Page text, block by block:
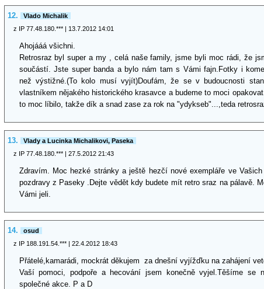
12.
Vlado Michalik
z IP 77.48.180.***| 13.7.2012 14:01
Ahojááá všichni.
Retrosraz byl super a my , celá naše family, jsme byli moc rádi, že
součástí. Jste super banda a bylo nám tam s Vámi fajn.Fotky i
než výstižné.(To kolo musí vyjít)Doufám, že se v budoucnosti
vlastníkem nějakého historického krasavce a budeme to moci
to moc líbilo, takže dík a snad zase za rok na "ydykseb"...,teda
13.
Vlady a Lucinka Michalikovi, Paseka
z IP 77.48.180.***| 27.5.2012 21:43
Zdravím. Moc hezké stránky a ještě hezčí nové exempláře ve Vašich
pozdravy z Paseky .Dejte vědět kdy budete mít retro sraz na pálavě.
Vámi jeli.
14.
osud
z IP 188.191.54.***| 22.4.2012 18:43
Přátelé,kamarádi, mockrát děkujem za dnešní vyjížďku na zahájení
Vaší pomoci, podpoře a hecování jsem konečně vyjel.Těšíme se
společné akce. P a D